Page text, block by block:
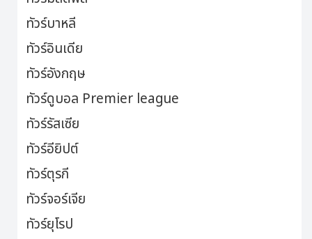
ทัวร์บาหลี
ทัวร์อินเดีย
ทัวร์อังกฤษ
ทัวร์ดูบอล Premier league
ทัวร์รัสเซีย
ทัวร์อียิปต์
ทัวร์ตุรกี
ทัวร์จอร์เจีย
ทัวร์ยุโรป